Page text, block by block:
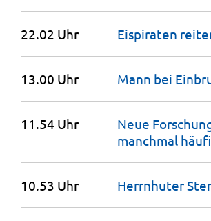
22.02 Uhr Eispiraten
13.00 Uhr Mann bei
11.54 Uhr
Neue
manchmal
10.53 Uhr Herrnhuter